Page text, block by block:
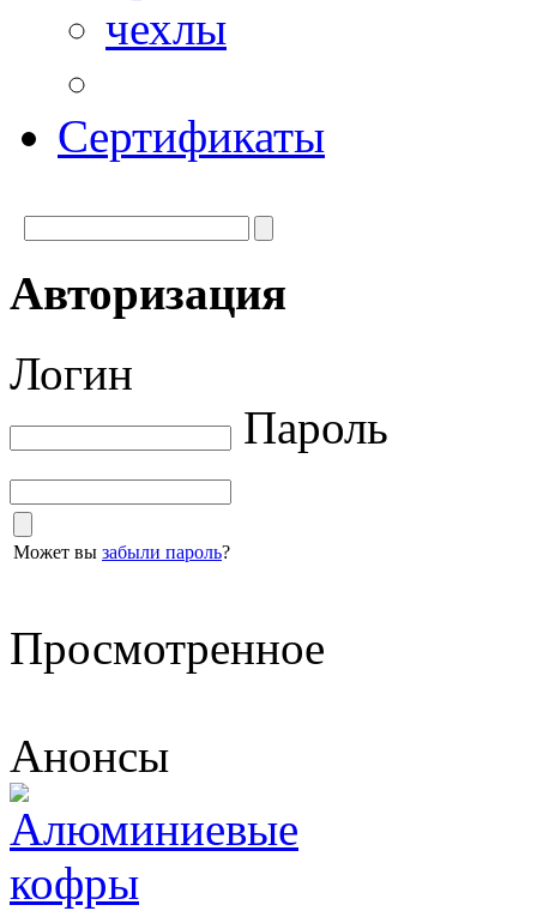
чехлы
Сертификаты
Авторизация
Логин
Пароль
Может вы забыли пароль?
Просмотренное
Анонсы